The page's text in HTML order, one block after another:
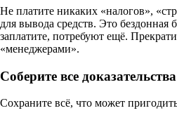
Не платите никаких «налогов»,
для вывода средств. Это бездонная
заплатите, потребуют ещё.
«менеджерами».
Соберите все доказательства
Сохраните всё, что может